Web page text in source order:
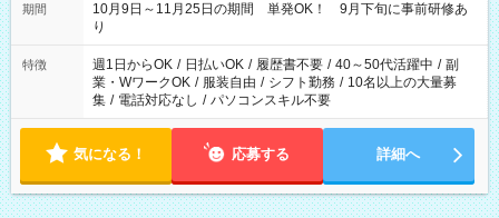
期間
10月9日～11月25日の期間 単発OK！ 9月下旬に事前研修あ
り
特徴 週1日からOK / 日払いOK / 履歴書不要 / 40～50代活躍中 / 副
業・WワークOK / 服装自由 / シフト勤務 / 10名以上の大量募
集 / 電話対応なし / パソコンスキル不要
気になる！ 応募する 詳細へ